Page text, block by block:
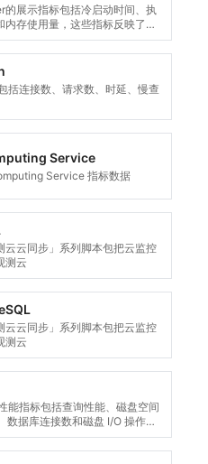
展示指标包括冷启动时间、执
内存使用量，这些指标反映了
响应速度、可扩展性和资源利
括连接数、请求数、时延、慢查
Service
Service 指标数据
云云同步」系列脚本包把云监控
测云
云云同步」系列脚本包把云监控
测云
能指标包括查询性能、磁盘空间
数据库连接数和磁盘 I/O 操作，
据仓库性能的关键指标。